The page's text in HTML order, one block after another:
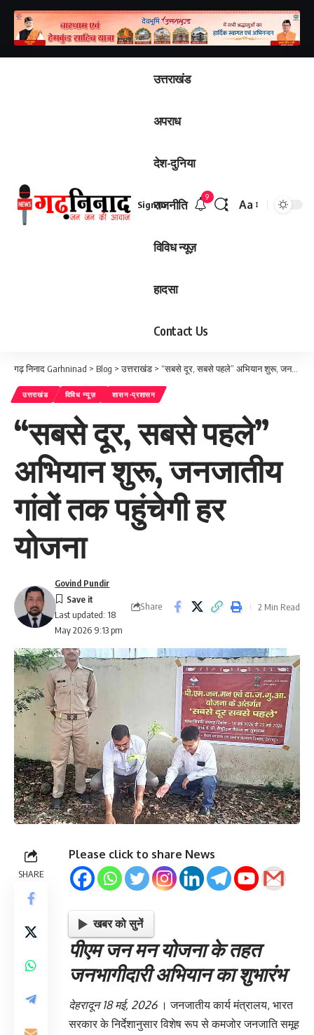
उत्तराखंड
अपराध
देश-दुनिया
राजनीति
विविध न्यूज़
हादसा
Contact Us
Sign In
9
Font
Aa
गढ़ निनाद Garhninad > Blog >उत्तराखंड > “सबसे दूर, सबसे पहले” अभियान शुरू, जनजातीय गांवों तक पहुंचेगी हर योजना
उत्तराखंड विविध न्यूज़ शासन-प्रशासन
“सबसे दूर, सबसे पहले”
अभियान शुरू, जनजातीय
गांवों तक पहुंचेगी हर
योजना
Last updated: 18
May 2026 9:13 pm
Govind Pundir
Share 2 Min Read
SHARE
Please click to share News
खबर को सुनें
पीएम जन मन योजना के तहत
जनभागीदारी अभियान का शुभारंभ
देहरादून 18 मई, 2026 । जनजातीय कार्य मंत्रालय, भारत
सरकार के निर्देशानुसार विशेष रूप से कमजोर जनजाति समूह